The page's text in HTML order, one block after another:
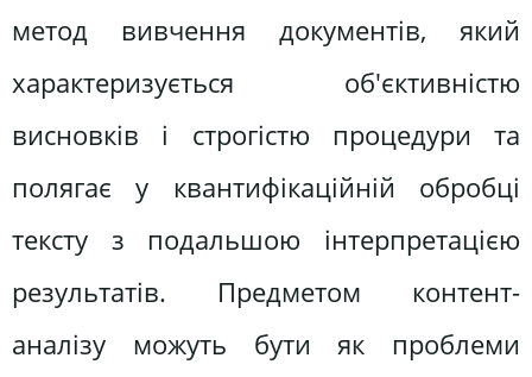
метод вивчення документів, який
характеризується об'єктивністю
висновків і строгістю процедури та
полягає у квантифікаційній обробці
тексту з подальшою інтерпретацією
результатів. Предметом контент-
аналізу можуть бути як проблеми